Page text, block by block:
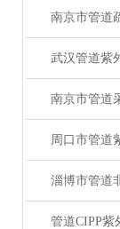
周口市管道
管道CIPP紫